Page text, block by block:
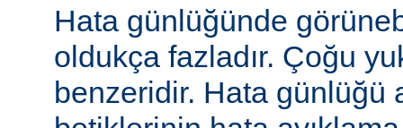
Hata günlüğünde
oldukça fazladır. Çoğu
benzeridir. Hata günlüğü